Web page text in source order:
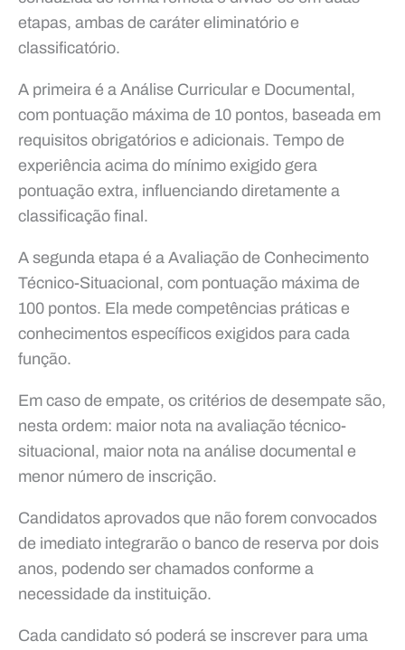
etapas, ambas de caráter eliminatório e
classificatório.
A primeira é a Análise Curricular e Documental,
com pontuação máxima de 10 pontos, baseada em
requisitos obrigatórios e adicionais. Tempo de
experiência acima do mínimo exigido gera
pontuação extra, influenciando diretamente a
classificação final.
A segunda etapa é a Avaliação de Conhecimento
Técnico-Situacional, com pontuação máxima de
100 pontos. Ela mede competências práticas e
conhecimentos específicos exigidos para cada
função.
Em caso de empate, os critérios de desempate são,
nesta ordem: maior nota na avaliação técnico-
situacional, maior nota na análise documental e
menor número de inscrição.
Candidatos aprovados que não forem convocados
de imediato integrarão o banco de reserva por dois
anos, podendo ser chamados conforme a
necessidade da instituição.
Cada candidato só poderá se inscrever para uma